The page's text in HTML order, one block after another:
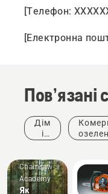
[Телефон:
[Електронна
Пов’язані
Дім
і
Chainsaw
Academy
Як